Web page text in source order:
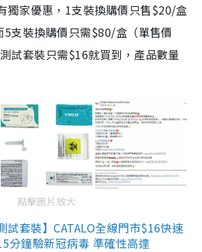
獨家優惠，1支裝換購價只售$20/盒
5支裝換購價只需$80/盒（單售價
試套裝只需$16就買到，產品數量
點擊圖片放大
試套裝】CATALO全線門市$16快速
分鐘驗新冠病毒 準確性高達